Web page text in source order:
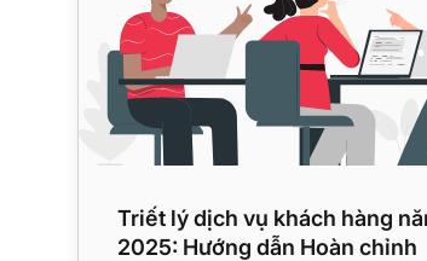
Triết lý dịch vụ khách hàng
2025: Hướng dẫn Hoàn chỉnh